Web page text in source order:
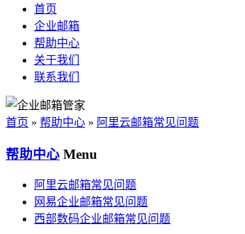
首页
企业邮箱
帮助中心
关于我们
联系我们
首页 » 帮助中心 » 阿里云邮箱常见问题
帮助中心 Menu
阿里云邮箱常见问题
网易企业邮箱常见问题
西部数码企业邮箱常见问题